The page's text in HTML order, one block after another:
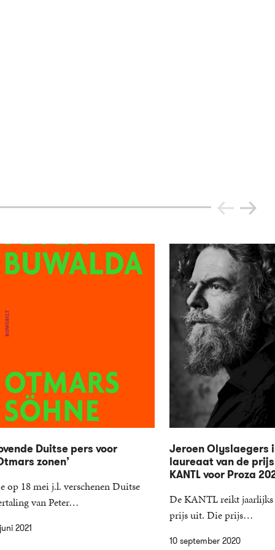
2021
Duitse pers voor
zonen’
op 18 mei j.l. verschenen Duitse
van Peter…
10 september 2020
Jeroen Olyslaegers
laureaat van de
KANTL voor Proza
De KANTL reikt jaarlijks
prijs uit. Die prijs…